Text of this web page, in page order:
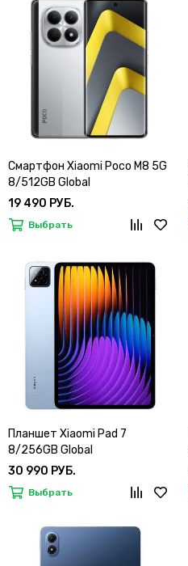
Смартфон Xiaomi Poco M8 5G
8/512GB Global
19 490 РУБ.
Выбрать
Планшет Xiaomi Pad 7
8/256GB Global
30 990 РУБ.
Выбрать